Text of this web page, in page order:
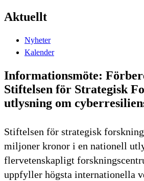
Aktuellt
Nyheter
Kalender
Informationsmöte:
Stiftelsen för Strategisk
utlysning om
Stiftelsen för strategisk
miljoner kronor i en nationell
flervetenskapligt
uppfyller högsta internationella